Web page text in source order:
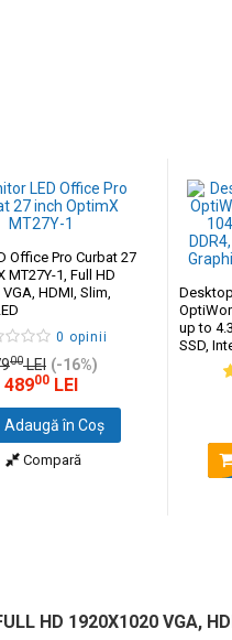
Office Pro Curbat 27
MT27Y-1, Full HD
HDMI, Slim,
0 opinii
00LEI (-16%)
48900LEI
Adaugă în Coş
Compară
up to
SSD,
HD 1920X1020 VGA,